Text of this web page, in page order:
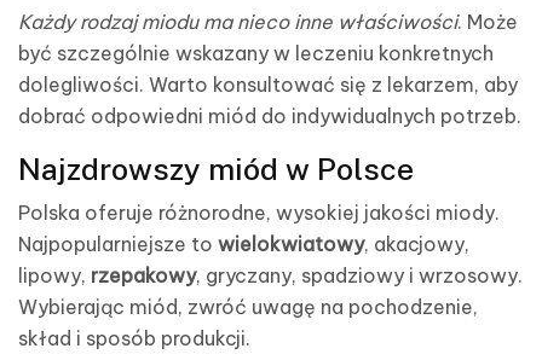
Każdy rodzaj miodu ma nieco inne właściwości. Może
być szczególnie wskazany w leczeniu konkretnych
dolegliwości. Warto konsultować się z lekarzem, aby
dobrać odpowiedni miód do indywidualnych potrzeb.
Najzdrowszy miód w Polsce
Polska oferuje różnorodne, wysokiej jakości miody.
Najpopularniejsze to wielokwiatowy, akacjowy,
lipowy, rzepakowy, gryczany, spadziowy i wrzosowy.
Wybierając miód, zwróć uwagę na pochodzenie,
skład i sposób produkcji.